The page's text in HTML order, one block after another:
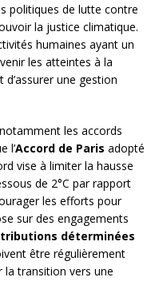
politiques de lutte contre
la justice climatique.
humaines ayant un
les atteintes à la
une gestion
les accords
l’Accord de Paris adopté
vise à limiter la hausse
de 2°C par rapport
les efforts pour
sur des engagements
déterminées
être régulièrement
la transition vers une